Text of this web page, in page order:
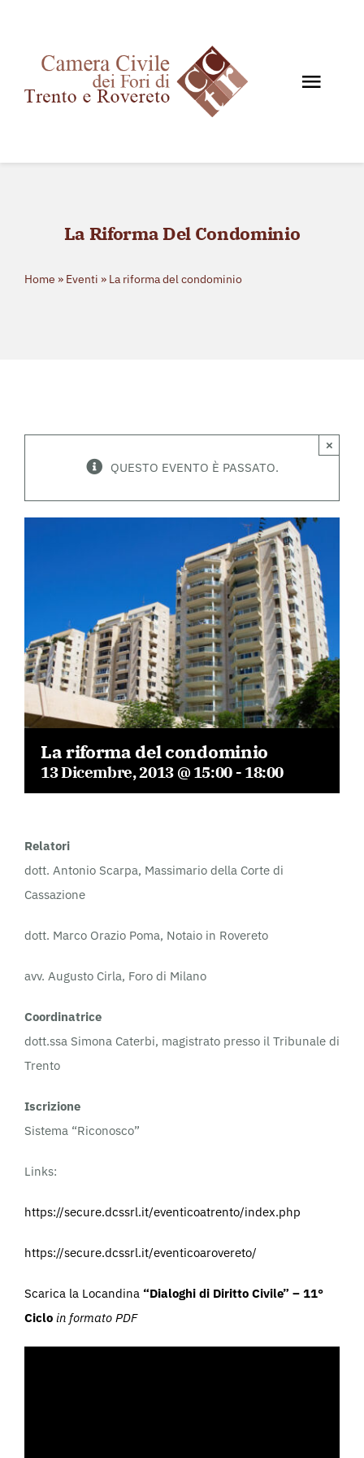
contenuto
Chi siamo
News e Giurisprudenza
La Riforma Del Condominio
Home » Eventi » La riforma del condominio
QUESTO EVENTO È PASSATO.
×
La riforma del condominio
13 Dicembre, 2013 @ 15:00 - 18:00
Relatori
dott. Antonio Scarpa, Massimario della Corte di
Cassazione
dott. Marco Orazio Poma, Notaio in Rovereto
avv. Augusto Cirla, Foro di Milano
Coordinatrice
dott.ssa Simona Caterbi, magistrato presso il Tribunale di
Trento
Iscrizione
Sistema “Riconosco”
Links:
https://secure.dcssrl.it/eventicoatrento/index.php
https://secure.dcssrl.it/eventicoarovereto/
Scarica la Locandina “Dialoghi di Diritto Civile” – 11°
Ciclo in formato PDF